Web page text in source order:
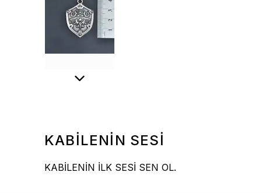
KABİLENİN SESİ
KABİLENİN İLK SESİ SEN OL.